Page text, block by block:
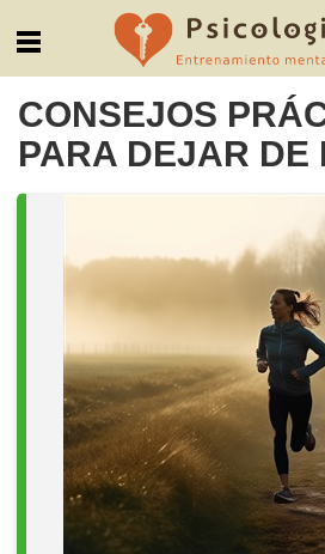
CONSEJOS
PARA DEJAR DE